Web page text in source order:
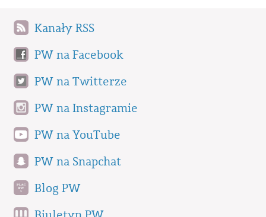
Kanały RSS
PW na Facebook
PW na Twitterze
PW na Instagramie
PW na YouTube
PW na Snapchat
Blog PW